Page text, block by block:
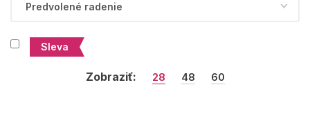
Sleva
Zobraziť: 28 48 60